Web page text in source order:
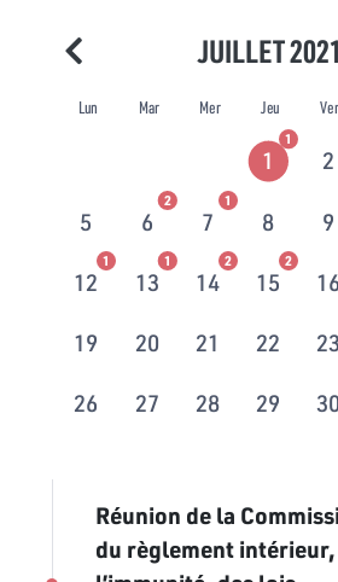
JUILLET 2021
Lun Mar Mer Jeu
1
1
2
5 6
2
7
1
8 9
12
1
13
1
14
2
15
2
16
19 20 21 22 23
26 27 28 29 30
Réunion de la
du règlement